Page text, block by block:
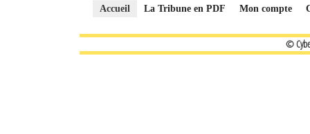
Accueil La Tribune en PDF Mon compte
©